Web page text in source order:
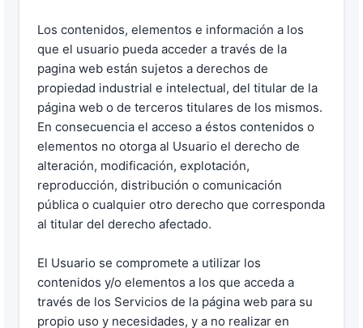
Los contenidos, elementos e información a los
que el usuario pueda acceder a través de la
pagina web están sujetos a derechos de
propiedad industrial e intelectual, del titular de la
página web o de terceros titulares de los mismos.
En consecuencia el acceso a éstos contenidos o
elementos no otorga al Usuario el derecho de
alteración, modificación, explotación,
reproducción, distribución o comunicación
pública o cualquier otro derecho que corresponda
al titular del derecho afectado.
El Usuario se compromete a utilizar los
contenidos y/o elementos a los que acceda a
través de los Servicios de la página web para su
propio uso y necesidades, y a no realizar en